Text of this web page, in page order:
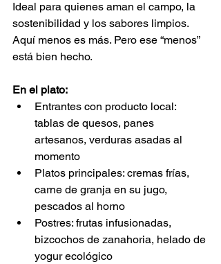
Ideal para quienes aman el campo, la
sostenibilidad y los sabores limpios.
Aquí menos es más. Pero ese “menos”
está bien hecho.
En el plato:
Entrantes con producto local:
tablas de quesos, panes
artesanos, verduras asadas al
momento
Platos principales: cremas frías,
carne de granja en su jugo,
pescados al horno
Postres: frutas infusionadas,
bizcochos de zanahoria, helado de
yogur ecológico